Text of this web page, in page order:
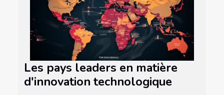
Les pays leaders en matière
d'innovation technologique